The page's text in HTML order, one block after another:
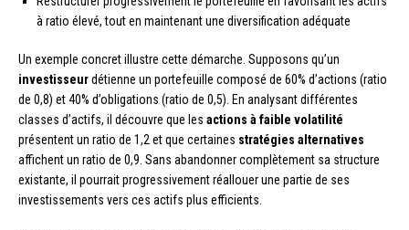
à ratio élevé, tout en maintenant une diversification adéquate
Un exemple concret illustre cette démarche. Supposons qu’un
investisseurdétienne un portefeuille composé de 60% d’actions (ratio
de 0,8) et 40% d’obligations (ratio de 0,5). En analysant différentes
classes d’actifs, il découvre que les actions à faible volatilité
présentent un ratio de 1,2 et que certaines stratégies alternatives
affichent un ratio de 0,9. Sans abandonner complètement sa structure
existante, il pourrait progressivement réallouer une partie de ses
investissements vers ces actifs plus efficients.